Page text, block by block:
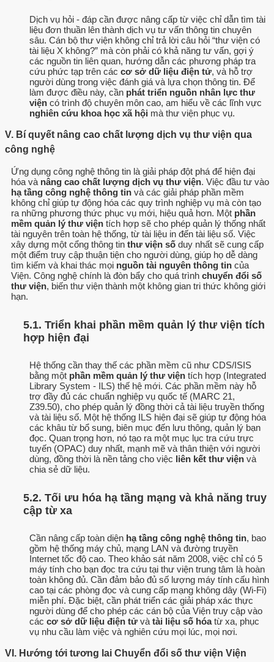
Dịch vụ hỏi - đáp cần được nâng cấp từ việc chỉ dẫn tìm tài
liệu đơn thuần lên thành dịch vụ tư vấn thông tin chuyên
sâu. Cán bộ thư viện không chỉ trả lời câu hỏi “thư viện có
tài liệu X không?” mà còn phải có khả năng tư vấn, gợi ý
các nguồn tin liên quan, hướng dẫn các phương pháp tra
cứu phức tạp trên các cơ sở dữ liệu điện tử, và hỗ trợ
người dùng trong việc đánh giá và lựa chọn thông tin. Để
làm được điều này, cần phát triển nguồn nhân lực thư
viện có trình độ chuyên môn cao, am hiểu về các lĩnh vực
nghiên cứu khoa học xã hội mà thư viện phục vụ.
V. Bí quyết nâng cao chất lượng dịch vụ thư viện qua
công nghệ
Ứng dụng công nghệ thông tin là giải pháp đột phá để hiện đại
hóa và nâng cao chất lượng dịch vụ thư viện. Việc đầu tư vào
hạ tầng công nghệ thông tin và các giải pháp phần mềm
không chỉ giúp tự động hóa các quy trình nghiệp vụ mà còn tạo
ra những phương thức phục vụ mới, hiệu quả hơn. Một phần
mềm quản lý thư viện tích hợp sẽ cho phép quản lý thống nhất
tài nguyên trên toàn hệ thống, từ tài liệu in đến tài liệu số. Việc
xây dựng một cổng thông tin thư viện số duy nhất sẽ cung cấp
một điểm truy cập thuận tiện cho người dùng, giúp họ dễ dàng
tìm kiếm và khai thác mọi nguồn tài nguyên thông tin của
Viện. Công nghệ chính là đòn bẩy cho quá trình chuyển đổi số
thư viện, biến thư viện thành một không gian tri thức không giới
hạn.
5.1. Triển khai phần mềm quản lý thư viện tích
hợp hiện đại
Hệ thống cần thay thế các phần mềm cũ như CDS/ISIS
bằng một phần mềm quản lý thư viện tích hợp (Integrated
Library System - ILS) thế hệ mới. Các phần mềm này hỗ
trợ đầy đủ các chuẩn nghiệp vụ quốc tế (MARC 21,
Z39.50), cho phép quản lý đồng thời cả tài liệu truyền thống
và tài liệu số. Một hệ thống ILS hiện đại sẽ giúp tự động hóa
các khâu từ bổ sung, biên mục đến lưu thông, quản lý bạn
đọc. Quan trọng hơn, nó tạo ra một mục lục tra cứu trực
tuyến (OPAC) duy nhất, mạnh mẽ và thân thiện với người
dùng, đồng thời là nền tảng cho việc liên kết thư viện và
chia sẻ dữ liệu.
5.2. Tối ưu hóa hạ tầng mạng và khả năng truy
cập từ xa
Cần nâng cấp toàn diện hạ tầng công nghệ thông tin, bao
gồm hệ thống máy chủ, mạng LAN và đường truyền
Internet tốc độ cao. Theo khảo sát năm 2008, việc chỉ có 5
máy tính cho bạn đọc tra cứu tại thư viện trung tâm là hoàn
toàn không đủ. Cần đảm bảo đủ số lượng máy tính cấu hình
cao tại các phòng đọc và cung cấp mạng không dây (Wi-Fi)
miễn phí. Đặc biệt, cần phát triển các giải pháp xác thực
người dùng để cho phép các cán bộ của Viện truy cập vào
các cơ sở dữ liệu điện tử và tài liệu số hóatừ xa, phục
vụ nhu cầu làm việc và nghiên cứu mọi lúc, mọi nơi.
VI. Hướng tới tương lai Chuyển đổi số thư viện Viện